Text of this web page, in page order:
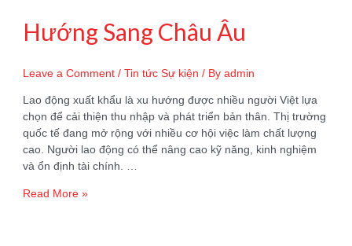
Hướng Sang Châu Âu
Leave a Comment /Tin tức Sự kiện / Byadmin
Lao động xuất khẩu là xu hướng được nhiều người Việt lựa
chọn để cải thiện thu nhập và phát triển bản thân. Thị trường
quốc tế đang mở rộng với nhiều cơ hội việc làm chất lượng
cao. Người lao động có thể nâng cao kỹ năng, kinh nghiệm
và ổn định tài chính. …
Lao
Read More »